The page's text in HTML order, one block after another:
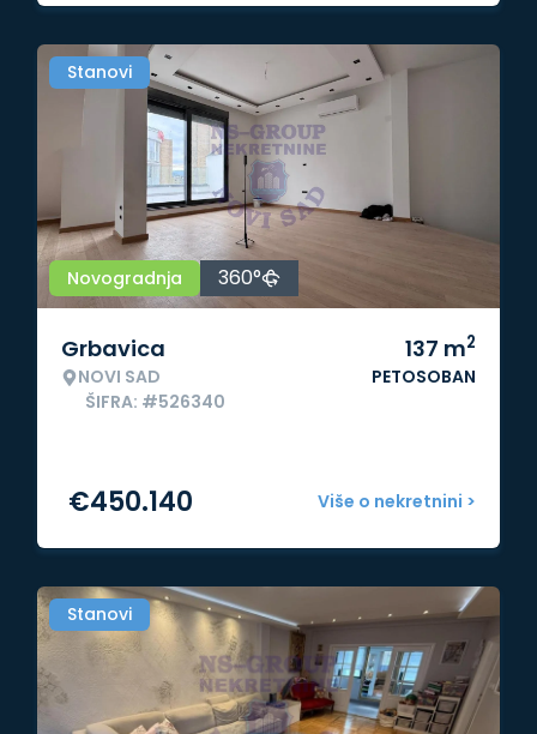
Stanovi
Novogradnja 360°
Grbavica
NOVI SAD
ŠIFRA: #526340
137 m2
PETOSOBAN
Više o nekretnini >
€450.140
Stanovi